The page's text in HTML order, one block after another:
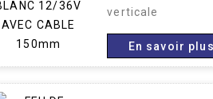
verticale
En savoir plus